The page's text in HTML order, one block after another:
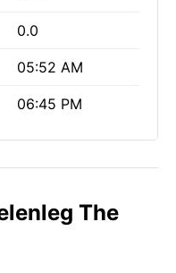
0.0
05:52 AM
06:45 PM
The